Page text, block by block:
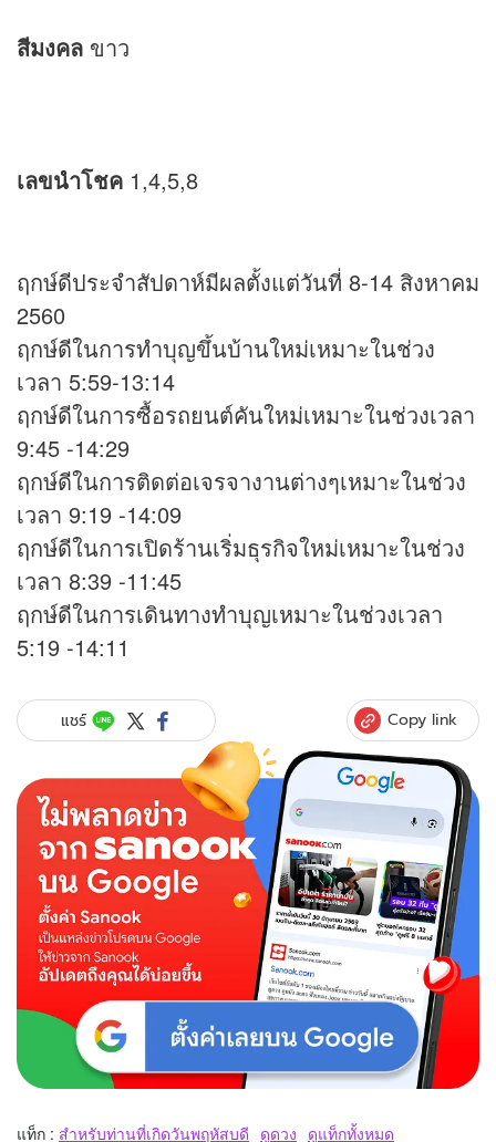
สีมงคล ขาว
เลขนำโชค 1,4,5,8
ฤกษ์ดีประจำสัปดาห์มีผลตั้งแต่วันที่ 8-14 สิงหาคม
2560
ฤกษ์ดีในการทำบุญขึ้นบ้านใหม่เหมาะในช่วง
เวลา 5:59-13:14
ฤกษ์ดีในการซื้อรถยนต์คันใหม่เหมาะในช่วงเวลา
9:45 -14:29
ฤกษ์ดีในการติดต่อเจรจางานต่างๆเหมาะในช่วง
เวลา 9:19 -14:09
ฤกษ์ดีในการเปิดร้านเริ่มธุรกิจใหม่เหมาะในช่วง
เวลา 8:39 -11:45
ฤกษ์ดีในการเดินทางทำบุญเหมาะในช่วงเวลา
5:19 -14:11
แชร์ Copy link
แท็ก : สำหรับท่านที่เกิดวันพฤหัสบดี ดูดวง ดูแท็กทั้งหมด